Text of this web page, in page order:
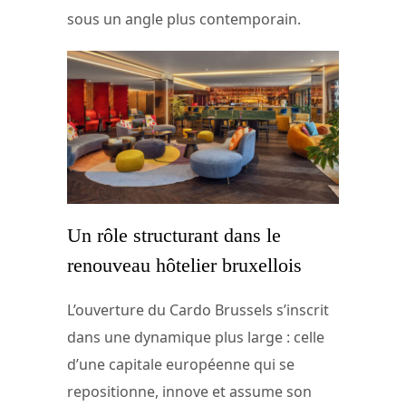
sous un angle plus contemporain.
Un rôle structurant dans le
renouveau hôtelier bruxellois
L’ouverture du Cardo Brussels s’inscrit
dans une dynamique plus large : celle
d’une capitale européenne qui se
repositionne, innove et assume son